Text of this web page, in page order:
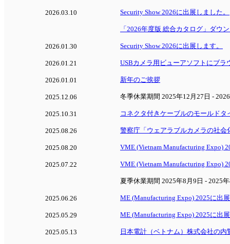
2026.03.10 Security Show 2026に出展しました。
「2026年度版 総合カタログ」ダウ
2026.01.30 Security Show 2026に出展します。
2026.01.21 USBカメラ用ビューアソフトにブラ
2026.01.01 新年のご挨拶
2025.12.06 冬季休業期間 2025年12月27日 -
2025.10.31 コネクタ付きケーブルのモールド
2025.08.26 警察庁「ウェアラブルカメラの社
2025.08.20 VME (Vietnam Manufacturing Expo)
2025.07.22 VME (Vietnam Manufacturing Expo)
夏季休業期間 2025年8月9日 - 2025
2025.06.26 ME (Manufacturing Expo) 2025に出
2025.05.29 ME (Manufacturing Expo) 2025に出
2025.05.13 日本電計（ベトナム）株式会社の